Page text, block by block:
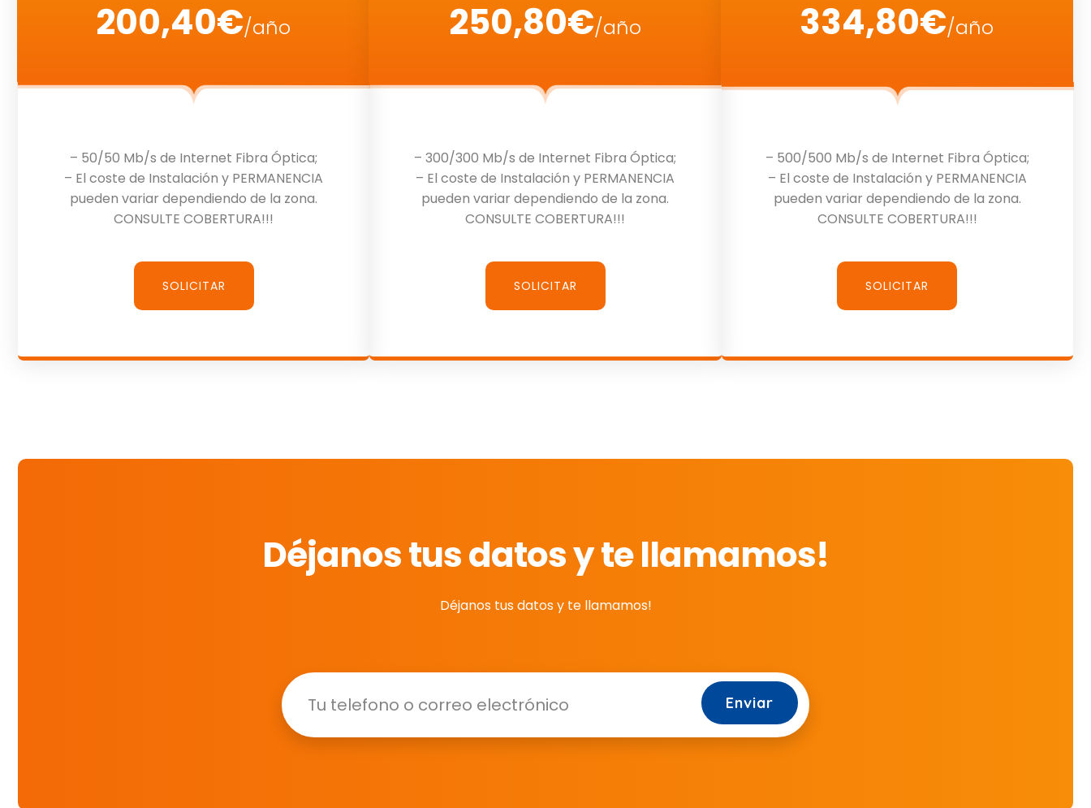
200,40€/año
– 50/50 Mb/s de Internet Fibra Óptica;
– El coste de Instalación y PERMANENCIA
pueden variar dependiendo de la zona.
CONSULTE COBERTURA!!!
SOLICITAR
250,80€/año
– 300/300 Mb/s de Internet Fibra Óptica;
– El coste de Instalación y PERMANENCIA
pueden variar dependiendo de la zona.
CONSULTE COBERTURA!!!
SOLICITAR
334,80€/año
– 500/500 Mb/s de Internet Fibra Óptica;
– El coste de Instalación y PERMANENCIA
pueden variar dependiendo de la zona.
CONSULTE COBERTURA!!!
SOLICITAR
Déjanos tus datos y te llamamos!
Déjanos tus datos y te llamamos!
Enviar